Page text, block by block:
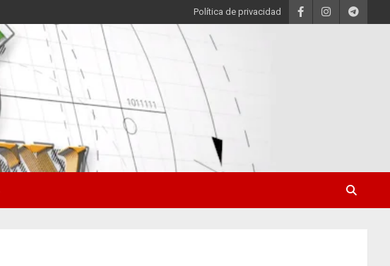
Política de privacidad